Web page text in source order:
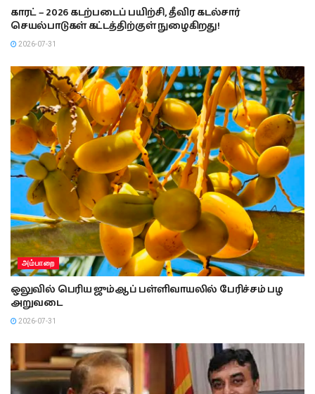
காரட் – 2026 கடற்படைப் பயிற்சி, தீவிர கடல்சார்
செயல்பாடுகள் கட்டத்திற்குள் நுழைகிறது!
2026-07-31
அம்பாறை
ஒலுவில் பெரிய ஜும்ஆப் பள்ளிவாயலில் பேரிச்சம் பழ
அறுவடை
2026-07-31